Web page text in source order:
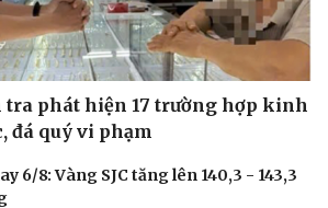
phát hiện 17 trường hợp kinh
đá quý vi phạm
6/8: Vàng SJC tăng lên 140,3 - 143,3